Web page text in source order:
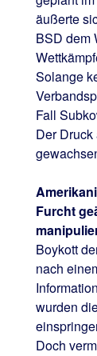
äußerte
BSD dem
Solange
Fall
Der
Furcht
Boykott
nach
wurden
Doch